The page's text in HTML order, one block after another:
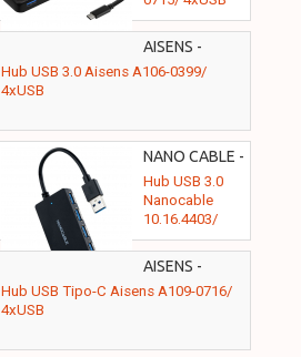
AISENS -
A106-0399
Hub USB 3.0 Aisens A106-0399/
4xUSB
NANO CABLE -
10.16.4403
Hub USB 3.0
Nanocable
10.16.4403/
4xUSB
AISENS -
A109-0716
Hub USB Tipo-C Aisens A109-0716/
4xUSB